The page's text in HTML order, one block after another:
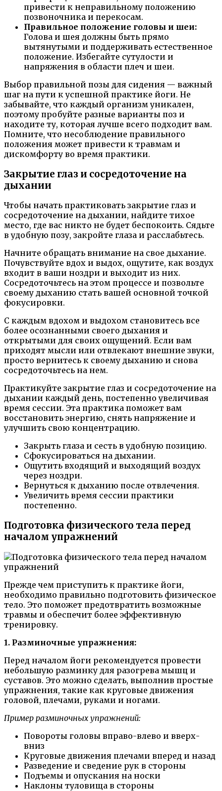
привести к неправильному положению
позвоночника и перекосам.
Правильное положение головы и шеи:
Голова и шея должны быть прямо
вытянутыми и поддерживать естественное
положение. Избегайте сутулости и
напряжения в области плеч и шеи.
Выбор правильной позы для сидения — важный
шаг на пути к успешной практике йоги. Не
забывайте, что каждый организм уникален,
поэтому пробуйте разные варианты поз и
находите ту, которая лучше всего подходит вам.
Помните, что несоблюдение правильного
положения может привести к травмам и
дискомфорту во время практики.
Закрытие глаз и сосредоточение на
дыхании
Чтобы начать практиковать закрытие глаз и
сосредоточение на дыхании, найдите тихое
место, где вас никто не будет беспокоить. Сядьте
в удобную позу, закройте глаза и расслабьтесь.
Начните обращать внимание на свое дыхание.
Почувствуйте вдох и выдох, ощутите, как воздух
входит в ваши ноздри и выходит из них.
Сосредоточьтесь на этом процессе и позвольте
своему дыханию стать вашей основной точкой
фокусировки.
С каждым вдохом и выдохом становитесь все
более осознанными своего дыхания и
открытыми для своих ощущений. Если вам
приходят мысли или отвлекают внешние звуки,
просто вернитесь к своему дыханию и снова
сосредоточьтесь на нем.
Практикуйте закрытие глаз и сосредоточение на
дыхании каждый день, постепенно увеличивая
время сессии. Эта практика поможет вам
восстановить энергию, снять напряжение и
улучшить свою концентрацию.
Закрыть глаза и сесть в удобную позицию.
Сфокусироваться на дыхании.
Ощутить входящий и выходящий воздух
через ноздри.
Вернуться к дыханию после отвлечения.
Увеличить время сессии практики
постепенно.
Подготовка физического тела перед
началом упражнений
Прежде чем приступить к практике йоги,
необходимо правильно подготовить физическое
тело. Это поможет предотвратить возможные
травмы и обеспечит более эффективную
тренировку.
1. Разминочные упражнения:
Перед началом йоги рекомендуется провести
небольшую разминку для разогрева мышц и
суставов. Это можно сделать, выполнив простые
упражнения, такие как круговые движения
головой, плечами, руками и ногами.
Пример разминочных упражнений:
Повороты головы вправо-влево и вверх-
вниз
Круговые движения плечами вперед и назад
Разведение и сведение рук в стороны
Подъемы и опускания на носки
Наклоны туловища в стороны